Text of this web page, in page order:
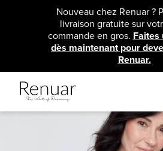
Nouveau chez Renuar ?
livraison gratuite sur
commande en gros. Faites
dès maintenant pour
Renuar.